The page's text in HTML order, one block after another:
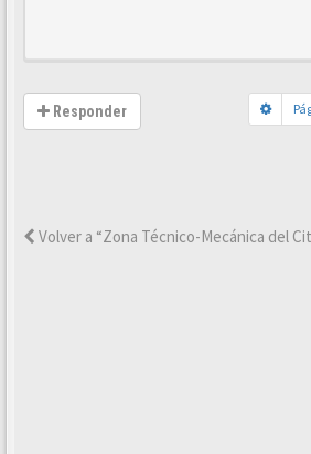
Responder
Volver a “Zona Técnico-Mecánica del